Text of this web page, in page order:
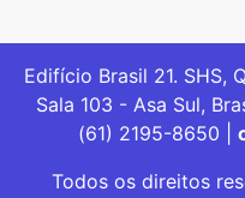
Edifício Brasil 21. SHS,
Sala 103 - Asa Sul,
(61) 2195-8650 |
Todos os direitos